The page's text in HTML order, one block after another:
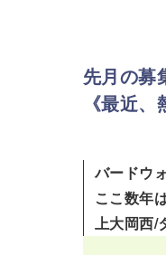
先月の募
《最近、
バードウ
ここ数年
上大岡西/